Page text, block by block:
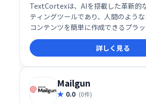
TextCortexは、AIを搭載した革新的
ティングツールであり、人間のよう
コンテンツを簡単に作成できるプラ
す。この多機能ツールは、企業やマ
に高品質なコンテンツを作成・管理で
されており、書き換えや要約、トー
テンツ制作に必要な機能を一元化し
詳しく見る
Mailgun
0.0 (0件)